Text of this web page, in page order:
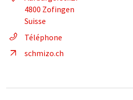
4800 Zofingen
Suisse
Téléphone
schmizo.ch